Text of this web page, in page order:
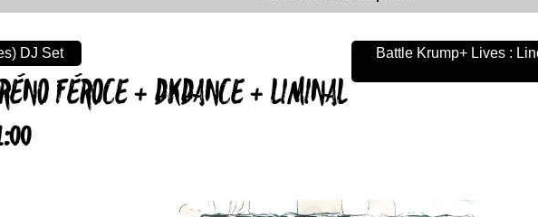
FÉROCE + DKDANCE + LIMINAL
DJ Set
Battle Krump+ Lives :